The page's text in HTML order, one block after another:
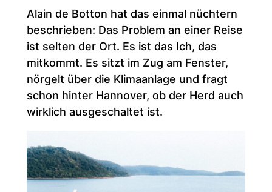
Alain de Botton hat das einmal nüchtern
beschrieben: Das Problem an einer Reise
ist selten der Ort. Es ist das Ich, das
mitkommt. Es sitzt im Zug am Fenster,
nörgelt über die Klimaanlage und fragt
schon hinter Hannover, ob der Herd auch
wirklich ausgeschaltet ist.